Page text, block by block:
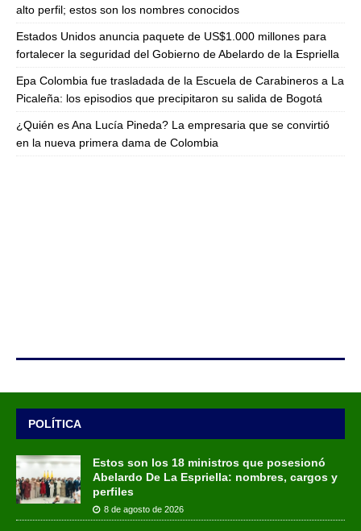
alto perfil; estos son los nombres conocidos
Estados Unidos anuncia paquete de US$1.000 millones para
fortalecer la seguridad del Gobierno de Abelardo de la Espriella
Epa Colombia fue trasladada de la Escuela de Carabineros a La
Picaleña: los episodios que precipitaron su salida de Bogotá
¿Quién es Ana Lucía Pineda? La empresaria que se convirtió
en la nueva primera dama de Colombia
POLÍTICA
Estos son los 18 ministros que posesionó
Abelardo De La Espriella: nombres, cargos y
perfiles
8 de agosto de 2026